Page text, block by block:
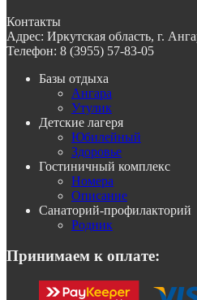
Контакты
Адрес: Иркутская область, г.
Телефон: 8 (3955) 57-83-05
Базы отдыха
Ангара
Утулик
Детские лагеря
Юбилейный
Здоровье
Гостиничный комплекс
Номера
Описание
Санаторий-профилакторий
Родник
Принимаем к оплате: